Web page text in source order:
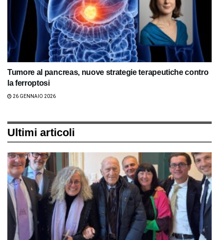
Tumore al pancreas, nuove strategie terapeutiche contro
la ferroptosi
26 GENNAIO 2026
Ultimi articoli